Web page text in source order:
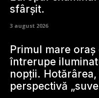
sfârșit.
3 august 2026
Primul mare
întrerupe
nopții.
perspectivă